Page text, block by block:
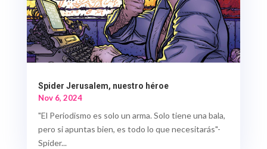
Spider Jerusalem, nuestro héroe
Nov 6, 2024
"El Periodismo es solo un arma. Solo tiene una bala,
pero si apuntas bien, es todo lo que necesitarás"-
Spider...